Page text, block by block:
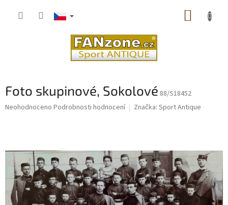
Foto skupinové, Sokolové 88/S18452
Průměrné
hvězdiček.
Neohodnoceno Podrobnosti hodnocení Značka: Sport Antique